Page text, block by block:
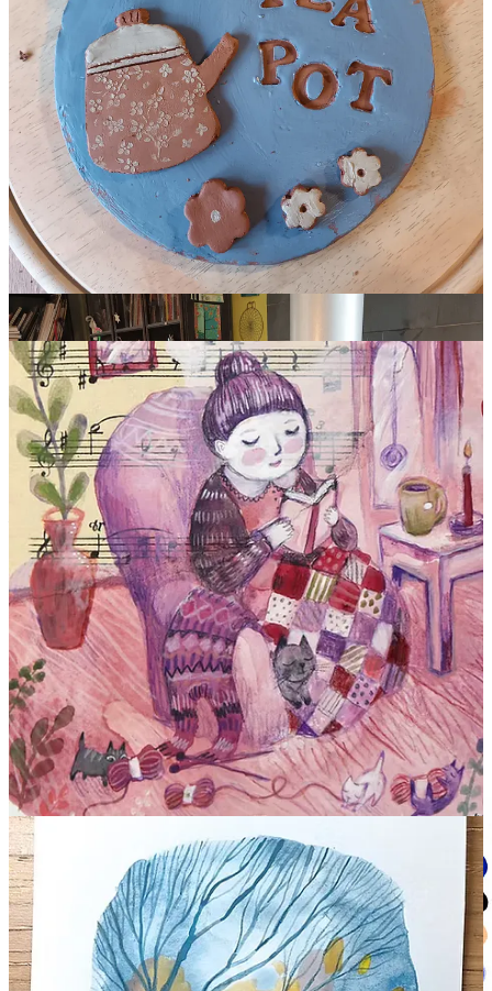
ça donne envie, non ?
Si vous êtes du coin, je vous conseille vraiment de faire un tour chez
Carole.
Le coin des découvertes
A voir
Aujourd’hui, je voudrais vous parler d’Eva Chatelain,une
illustratrice qui vit dans mon département. J’aime beaucoup
son univers poétique, un peu nostalgique et plein de couleurs.
Eva dessine, peint, joue de la musique, chante. C’est une
artiste à part entière. Elle crée et aime partager son travail sur
Internet.
Les illustrations sont tirées du site Internet d’Eva Chatelain
A suivre
Vous connaissez le “100 day project” ? C’est un challenge qui a lieu
tous les printemps, sur les réseaux sociaux. Il vient de démarrer, ce
samedi 22 février. L’idée est de se lancer dans un projet créatif
durant 100 jours. Que ce soit pour progresser sur un art en
particulier, avancer sur un projet, tester de nouvelles techniques.
J’aime beaucoup l’idée et j’aime regarder les participations des uns
et des autres. Cette année, je crois que je vais profiter de ce
challenge pour travailler mes posts sur Zapbookin, mon substack de
lecture. Je suis toujours en train de préparer le premier post. Et vous,
vous participez au 100 Day Project ?